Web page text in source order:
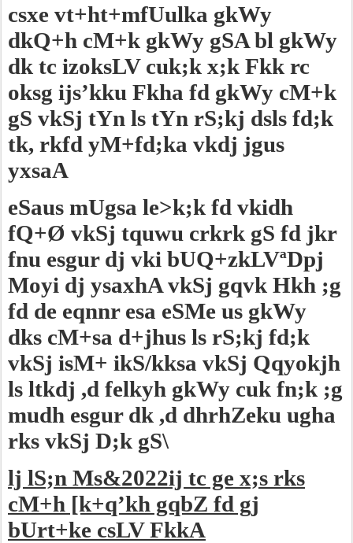
csxe vt+ht+mfUulka gkWy
dkQ+h cM+k gkWy gSA bl gkWy
dk tc izoksLV cuk;k x;k Fkk rc
oksg ijs’kku Fkha fd gkWy cM+k
gS vkSj tYn ls tYn rS;kj dsls fd;k
tk, rkfd yM+fd;ka vkdj jgus
yxsaA
eSaus mUgsa le>k;k fd vkidh
fQ+Ø vkSj tquwu crkrk gS fd jkr
fnu esgur dj vki bUQ+zkLVªDpj
Moyi dj ysaxhA vkSj gqvk Hkh ;g
fd de eqnnr esa eSMe us gkWy
dks cM+sa d+jhus ls rS;kj fd;k
vkSj isM+ ikS/kksa vkSj Qqyokjh
ls ltkdj ,d felkyh gkWy cuk fn;k ;g
mudh esgur dk ,d dhrhZeku ugha
rks vkSj D;k gS\
lj lS;n Ms&2022ij tc ge x;s rks
cM+h [k+q’kh gqbZ fd gj
bUrt+ke csLV FkkA